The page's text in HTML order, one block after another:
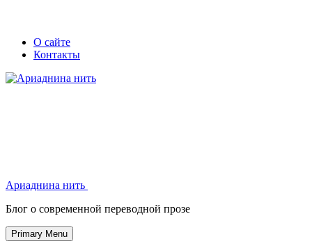
Skip
Secondary
left
navigation
Secondary
right
navigation
О сайте
Контакты
Ариаднина нить
Блог о современной переводной прозе
Primary Menu